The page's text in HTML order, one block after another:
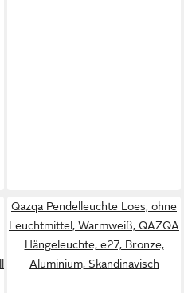
Qazqa Pendelleuchte Loes, ohne
Leuchtmittel, Warmweiß, QAZQA
Hängeleuchte, e27, Bronze,
Aluminium, Skandinavisch